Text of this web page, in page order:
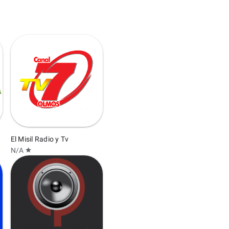
El Misil Radio y Tv
N/A star